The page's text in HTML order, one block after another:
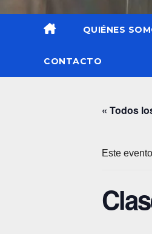
QUIÉNES
CONTACTO
« Todos
Este